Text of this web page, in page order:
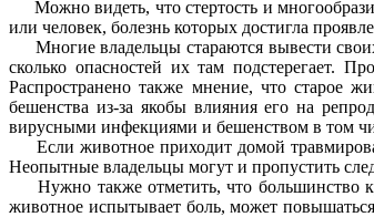
Можно видеть, что стертость и
или человек, болезнь которых достигла
Многие владельцы стараются вывести
сколько опасностей их там подстерегает.
Распространено также мнение, что старое
бешенства из-за якобы влияния его на
вирусными инфекциями и бешенством в том
Если животное приходит домой
Неопытные владельцы могут и пропустить
Нужно также отметить, что большинство
животное испытывает боль, может